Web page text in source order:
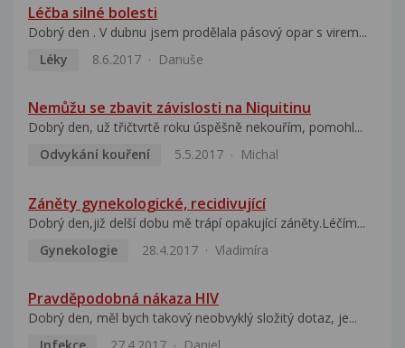
Léčba silné bolesti
Dobrý den . V dubnu jsem prodělala pásový opar s virem...
Léky
8.6.2017 Danuše
Nemůžu se zbavit závislosti na Niquitinu
Dobrý den, už třičtvrtě roku úspěšně nekouřím, pomohl...
Odvykání kouření
5.5.2017 Michal
Záněty gynekologické, recidivující
Dobrý den,již delší dobu mě trápí opakující záněty.Léčím...
Gynekologie
28.4.2017 Vladimíra
Pravděpodobná nákaza HIV
Dobrý den, měl bych takový neobvyklý složitý dotaz, je...